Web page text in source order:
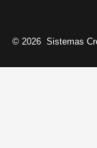
© 2026 Sistemas